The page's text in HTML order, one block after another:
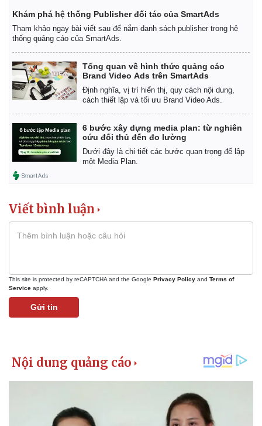
Khám phá hệ thống Publisher đối tác của SmartAds
Tham khảo ngay bài viết sau để nắm danh sách publisher trong hệ
thống quảng cáo của SmartAds.
Tổng quan về hình thức quảng cáo
Brand Video Ads trên SmartAds
Định nghĩa, vị trí hiển thị, quy cách nội dung,
cách thiết lập và tối ưu Brand Video Ads.
6 bước xây dựng media plan: từ nghiên
cứu đối thủ đến đo lường
Dưới đây là chi tiết các bước quan trọng để lập
một Media Plan.
Viết bình luận
This site is protected by reCAPTCHA and the Google Privacy Policy and Terms of
Service apply.
Gửi tin